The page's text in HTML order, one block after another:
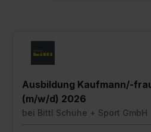
Ausbildung Kaufmann/-
(m/w/d) 2026
bei Bittl Schuhe + Sport GmbH